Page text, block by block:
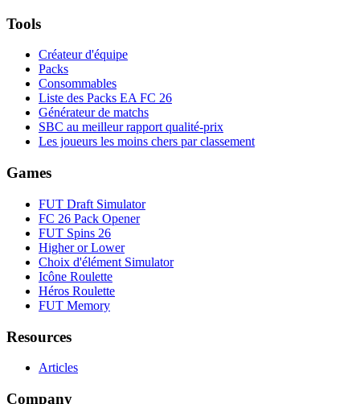
Tools
Créateur d'équipe
Packs
Consommables
Liste des Packs EA FC 26
Générateur de matchs
SBC au meilleur rapport qualité-prix
Les joueurs les moins chers par classement
Games
FUT Draft Simulator
FC 26 Pack Opener
FUT Spins 26
Higher or Lower
Choix d'élément Simulator
Icône Roulette
Héros Roulette
FUT Memory
Resources
Articles
Company